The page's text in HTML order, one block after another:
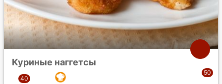
Куриные наггетсы